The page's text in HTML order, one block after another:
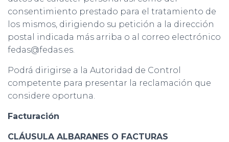
consentimiento prestado para el tratamiento de
los mismos, dirigiendo su petición a la dirección
postal indicada más arriba o al correo electrónico
fedas@fedas.es.
Podrá dirigirse a la Autoridad de Control
competente para presentar la reclamación que
considere oportuna.
Facturación
CLÁUSULA ALBARANES O FACTURAS